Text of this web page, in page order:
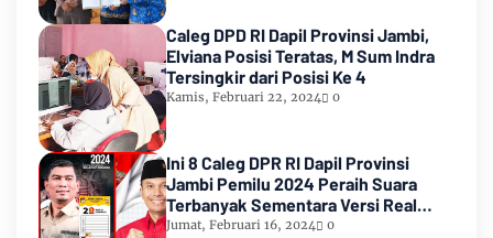
Caleg DPD RI Dapil Provinsi Jambi,
Elviana Posisi Teratas, M Sum Indra
Tersingkir dari Posisi Ke 4
Kamis, Februari 22, 2024 0
Ini 8 Caleg DPR RI Dapil Provinsi
Jambi Pemilu 2024 Peraih Suara
Terbanyak Sementara Versi Real
Count KPU RI
Jumat, Februari 16, 2024 0